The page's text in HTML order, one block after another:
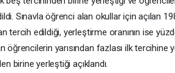
Sınavla öğrenci alan okullar için açılan
tercih edildiği, yerleştirme oranının ise
yarısından fazlası ilk tercihine
birine yerleştiği açıklandı.